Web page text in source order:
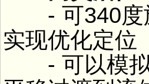
- 可340度
实现优化定位
- 可以模拟